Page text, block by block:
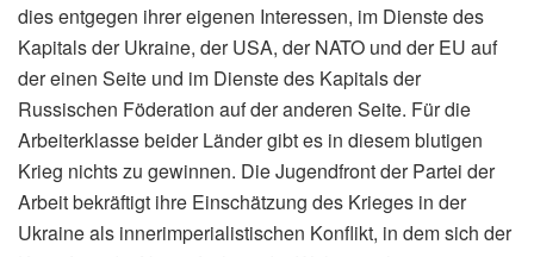
dies entgegen ihrer eigenen Interessen, im Dienste des
Kapitals der Ukraine, der USA, der NATO und der EU auf
der einen Seite und im Dienste des Kapitals der
Russischen Föderation auf der anderen Seite. Für die
Arbeiterklasse beider Länder gibt es in diesem blutigen
Krieg nichts zu gewinnen. Die Jugendfront der Partei der
Arbeit bekräftigt ihre Einschätzung des Krieges in der
Ukraine als innerimperialistischen Konflikt, in dem sich der